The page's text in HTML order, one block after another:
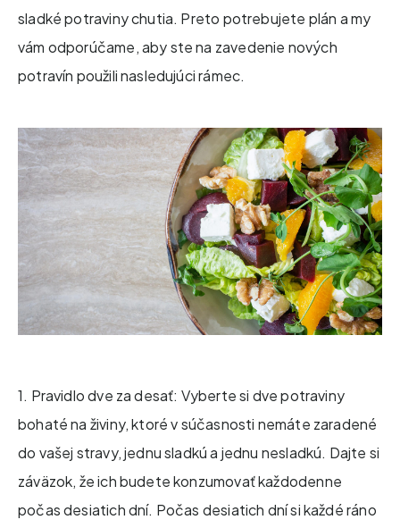
sladké potraviny chutia. Preto potrebujete plán a my
vám odporúčame, aby ste na zavedenie nových
potravín použili nasledujúci rámec.
1. Pravidlo dve za desať: Vyberte si dve potraviny
bohaté na živiny, ktoré v súčasnosti nemáte zaradené
do vašej stravy, jednu sladkú a jednu nesladkú. Dajte si
záväzok, že ich budete konzumovať každodenne
počas desiatich dní. Počas desiatich dní si každé ráno